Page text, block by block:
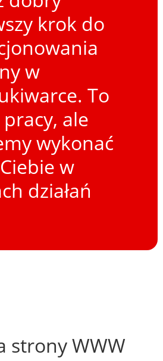
krok do
w
To
ale
wykonać
w
działań
strony WWW